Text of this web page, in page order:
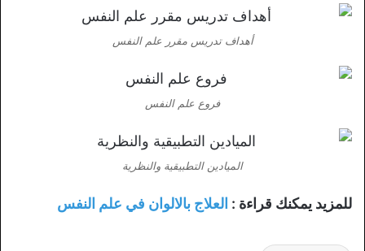
أهداف تدريس مقرر علم النفس
فروع علم النفس
الميادين التطبيقية والنظرية
للمزيد يمكنك قراءة : العلاج بالالوان في علم النفس